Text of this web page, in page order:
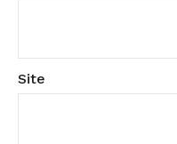
Site